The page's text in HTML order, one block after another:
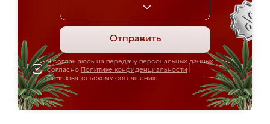
Отправить
Я соглашаюсь на передачу персональных данных
согласно Политике конфиденциальности
Пользовательскому соглашению